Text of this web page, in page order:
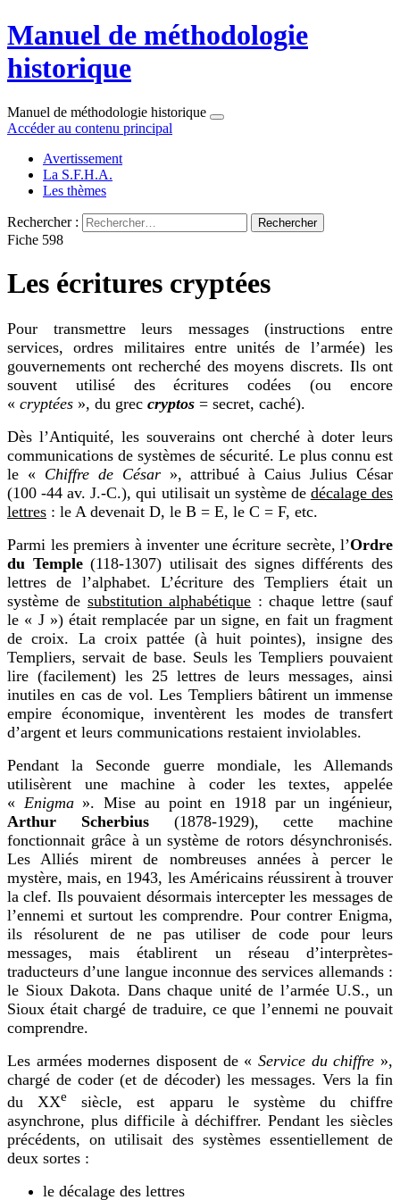
Manuel de méthodologie
historique
Manuel de méthodologie historique
Accéder au contenu principal
Avertissement
La S.F.H.A.
Les thèmes
Rechercher :
Fiche 598
Les écritures cryptées
Pour transmettre leurs messages (instructions entre
services, ordres militaires entre unités de l’armée) les
gouvernements ont recherché des moyens discrets. Ils ont
souvent utilisé des écritures codées (ou encore
« cryptées », du grec cryptos = secret, caché).
Dès l’Antiquité, les souverains ont cherché à doter leurs
communications de systèmes de sécurité. Le plus connu est
le « Chiffre de César», attribué à Caius Julius César
(100 -44 av. J.-C.), qui utilisait un système de décalage des
lettres : le A devenait D, le B = E, le C = F, etc.
Parmi les premiers à inventer une écriture secrète, l’Ordre
du Temple(118-1307) utilisait des signes différents des
lettres de l’alphabet. L’écriture des Templiers était un
système de substitution alphabétique : chaque lettre (sauf
le « J ») était remplacée par un signe, en fait un fragment
de croix. La croix pattée (à huit pointes), insigne des
Templiers, servait de base. Seuls les Templiers pouvaient
lire (facilement) les 25 lettres de leurs messages, ainsi
inutiles en cas de vol. Les Templiers bâtirent un immense
empire économique, inventèrent les modes de transfert
d’argent et leurs communications restaient inviolables.
Pendant la Seconde guerre mondiale, les Allemands
utilisèrent une machine à coder les textes, appelée
« Enigma». Mise au point en 1918 par un ingénieur,
Arthur Scherbius(1878-1929), cette machine
fonctionnait grâce à un système de rotors désynchronisés.
Les Alliés mirent de nombreuses années à percer le
mystère, mais, en 1943, les Américains réussirent à trouver
la clef. Ils pouvaient désormais intercepter les messages de
l’ennemi et surtout les comprendre. Pour contrer Enigma,
ils résolurent de ne pas utiliser de code pour leurs
messages, mais établirent un réseau d’interprètes-
traducteurs d’une langue inconnue des services allemands :
le Sioux Dakota. Dans chaque unité de l’armée U.S., un
Sioux était chargé de traduire, ce que l’ennemi ne pouvait
comprendre.
Les armées modernes disposent de « Service du chiffre »,
chargé de coder (et de décoder) les messages. Vers la fin
du XXe
siècle, est apparu le système du chiffre
asynchrone, plus difficile à déchiffrer. Pendant les siècles
précédents, on utilisait des systèmes essentiellement de
deux sortes :
le décalage des lettres